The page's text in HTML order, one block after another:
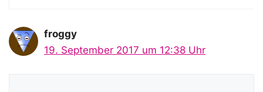
froggy
19. September 2017 um 12:38 Uhr